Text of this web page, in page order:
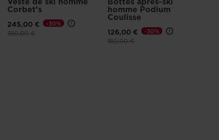
Corbet's
245,00 €
Prix réduit de
350,00 €à
-30%
homme Podium
Coulisse
126,00 €
Prix réduit de
180,00 €à
-30%